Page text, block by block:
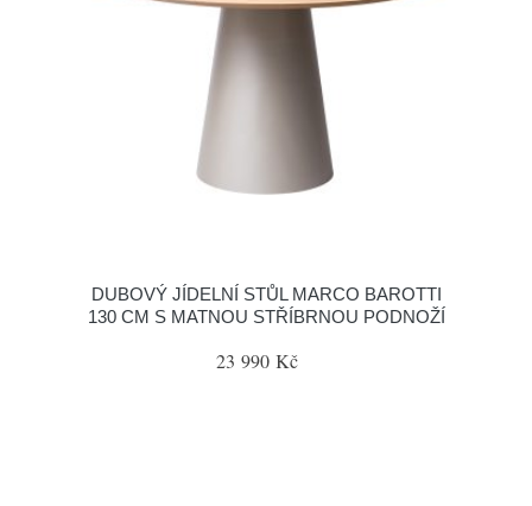
DUBOVÝ JÍDELNÍ STŮL MARCO BAROTTI
130 CM S MATNOU STŘÍBRNOU PODNOŽÍ
23 990 Kč